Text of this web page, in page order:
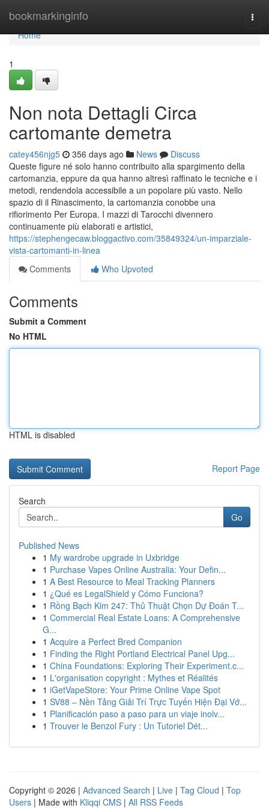
bookmarkinginfo
Home
Home
1
Non nota Dettagli Circa
cartomante demetra
catey456njg5 356 days ago News
Discuss
Queste figure né solo hanno contribuito alla spargimento della
cartomanzia, eppure da qua hanno altresì raffinato le tecniche e i
metodi, rendendola accessibile a un popolare più vasto. Nello
spazio di il Rinascimento, la cartomanzia conobbe una
rifiorimento Per Europa. I mazzi di Tarocchi divennero
continuamente più elaborati e artistici,
https://stephengecaw.bloggactivo.com/35849324/un-imparziale-
vista-cartomanti-in-linea
Comments
Who Upvoted
Comments
Submit a Comment
No HTML
HTML is disabled
Report Page
Search
Go
Published News
1 My wardrobe upgrade in Uxbridge
1 Purchase Vapes Online Australia: Your Defin...
1 A Best Resource to Meal Tracking Planners
1 ¿Qué es LegalShield y Cómo Funciona?
1 Rồng Bạch Kim 247: Thủ Thuật Chọn Dự Đoán T...
1 Commercial Real Estate Loans: A Comprehensive
G...
1 Acquire a Perfect Bred Companion
1 Finding the Right Portland Electrical Panel Upg...
1 China Foundations: Exploring Their Experiment.c...
1 L'organisation copyright : Mythes et Réalités
1 iGetVapeStore: Your Prime Online Vape Spot
1 SV88 – Nền Tảng Giải Trí Trực Tuyến Hiện Đại Vớ...
1 Planificación paso a paso para un viaje inolv...
1 Trouver le Benzol Fury : Un Tutoriel Dét...
Copyright © 2026 | Advanced Search | Live | Tag Cloud | Top
Users | Made with Kliqqi CMS | All RSS Feeds